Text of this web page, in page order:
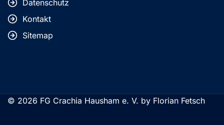
Datenschutz
Kontakt
Sitemap
© 2026 FG Crachia Hausham e. V. by Florian Fetsch